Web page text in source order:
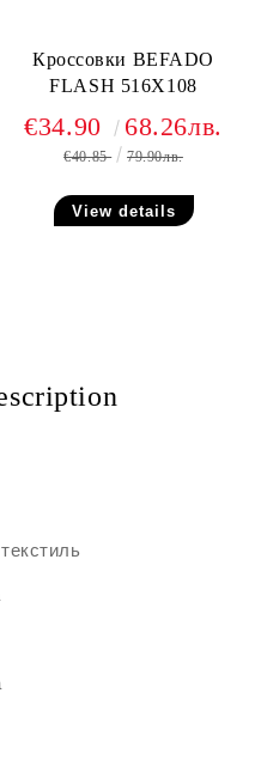
Кроссовки BEFADO
FLASH 516X108
€34.90 68.26лв.
€40.85 79.90лв.
View details